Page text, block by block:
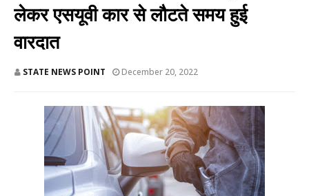
लेकर एसयूवी कार से लौटते समय हुई
वारदात
STATE NEWS POINT December 20, 2022